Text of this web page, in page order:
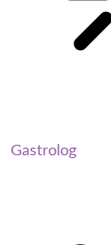
Gastrolog